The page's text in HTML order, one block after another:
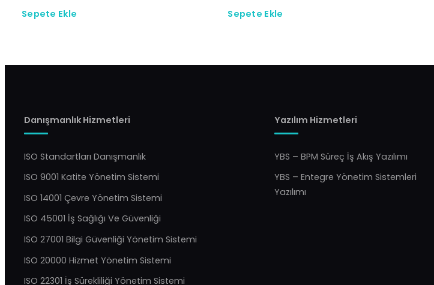
Sepete Ekle Sepete Ekle
Danışmanlık Hizmetleri
ISO Standartları Danışmanlık
ISO 9001 Katite Yönetim Sistemi
ISO 14001 Çevre Yönetim Sistemi
ISO 45001 İş Sağlığı Ve Güvenliği
ISO 27001 Bilgi Güvenliği Yönetim Sistemi
ISO 20000 Hizmet Yönetim Sistemi
ISO 22301 İş Sürekliliği Yönetim Sistemi
Yazılım Hizmetleri
YBS – BPM Süreç İş Akış Yazılımı
YBS – Entegre Yönetim Sistemleri
Yazılımı